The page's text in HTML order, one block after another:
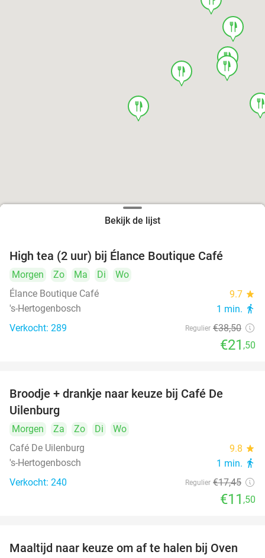
food
food
food
food
food
Bekijk de lijst
High tea (2 uur) bij Élance Boutique Café
Morgen Zo Ma Di
Wo
Élance Boutique Café
9.7 star
's-Hertogenbosch 1 min. directions_walk
Verkocht: 289 Regulier €38,50
€21 ,50
Broodje + drankje naar keuze bij Café De
Uilenburg
Morgen Za Zo Di
Wo
Café De Uilenburg
9.8 star
's-Hertogenbosch 1 min. directions_walk
Verkocht: 240 Regulier €17,45
€11 ,50
48%
Maaltijd naar keuze om af te halen bij Oven